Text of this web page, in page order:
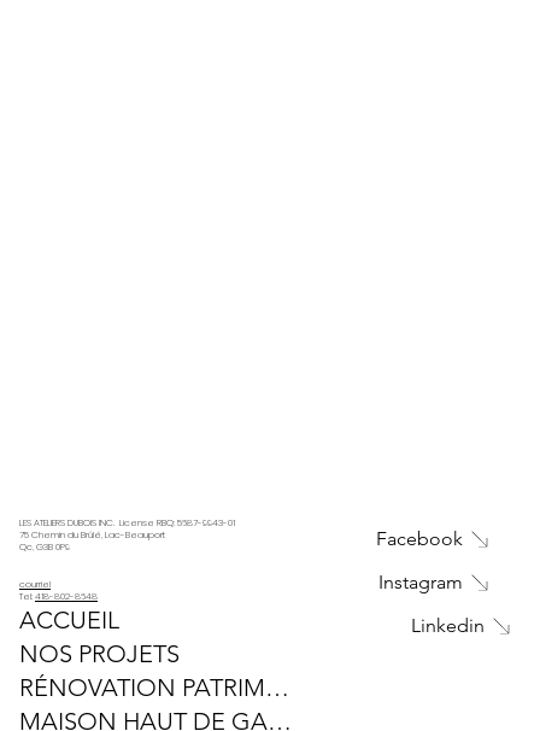
LES ATELIERS DUBOIS INC. License RBQ: 5687-9943-01
75 Chemin du Brûlé, Lac-Beauport
Qc, G3B 0P9
courriel
Tel:418-802-8648
ACCUEIL
NOS PROJETS
RÉNOVATION PATRIMONIALE
MAISON HAUT DE GAMME
Facebook
Instagram
Linkedin